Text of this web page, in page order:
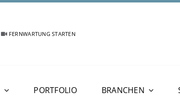
FERNWARTUNG STARTEN
PORTFOLIO BRANCHEN